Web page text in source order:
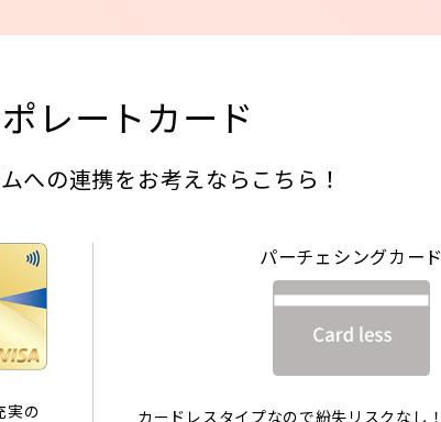
レートカード
への連携をお考えならこちら！
実の
パーチェシングカード
カードレスタイプなので紛失リスクなし！